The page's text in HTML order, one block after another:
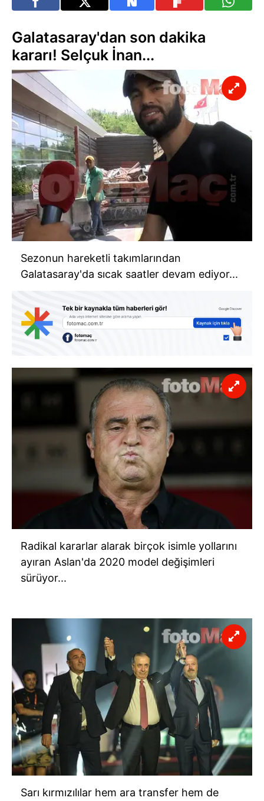
Galatasaray'dan son dakika
kararı! Selçuk İnan...
Sezonun hareketli takımlarından
Galatasaray'da sıcak saatler devam ediyor...
Radikal kararlar alarak birçok isimle yollarını
ayıran Aslan'da 2020 model değişimleri
sürüyor...
Sarı kırmızılılar hem ara transfer hem de